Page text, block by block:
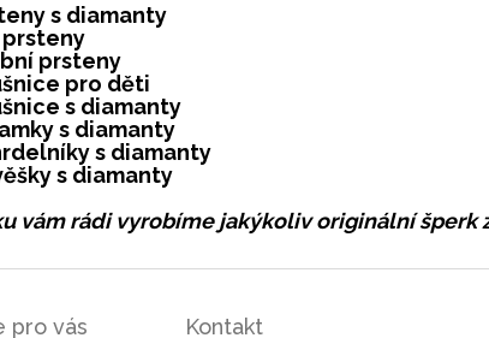
s diamanty
prsteny
prsteny
pro děti
s diamanty
s diamanty
s diamanty
s diamanty
vám rádi vyrobíme jakýkoliv originální
pro vás Kontakt